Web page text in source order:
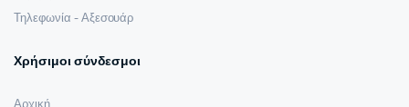
Τηλεφωνία - Αξεσουάρ
Χρήσιμοι σύνδεσμοι